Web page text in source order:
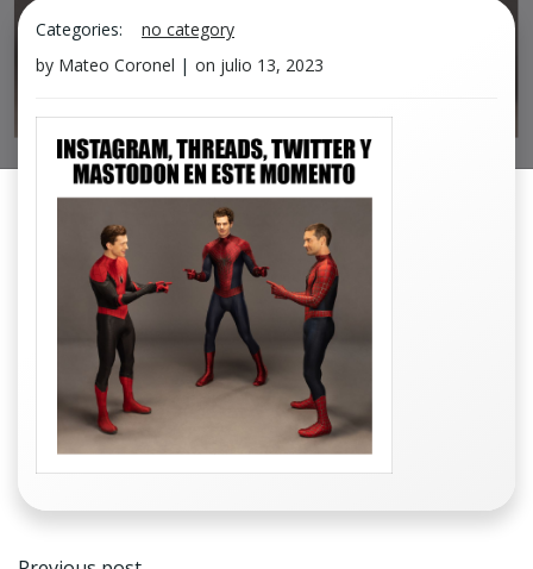
Categories:
no category
by Mateo Coronel | on julio 13, 2023